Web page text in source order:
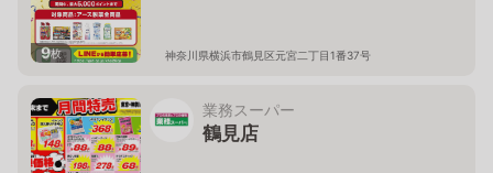
9枚 神奈川県横浜市鶴見区元宮二丁目1番37号
業務スーパー
鶴見店